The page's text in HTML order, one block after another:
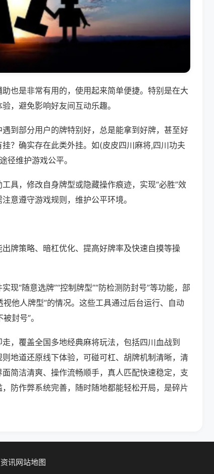
也是非常有用的，使用起来简单便捷。特别是在大
，避免影响好友间互动乐趣。
到部分用户的牌特别好，总是能拿到好牌，甚至好
？确实存在此类外挂。如(皮皮四川麻将,四川功夫
径维护游戏公平。
具，修改自身牌型或隐藏操作痕迹，实现“必胜”效
意遵守游戏规则，维护公平环境。
牌策略、暗杠优化、提高好牌率及快速自摸等操
现“随意选牌”“控制牌型”“防检测防封号”等功能，部
他人牌型”的情况。这些工具通过后台运行、自动
封号”。
，覆盖全国多地经典麻将玩法，包括四川血战到
地道还原线下体验，可碰可杠、胡牌机制清晰，清
简洁清爽、操作流畅顺手，真人匹配快速稳定，支
防作弊系统完善，随时随地都能轻松开局，是碎片
资讯网站地图